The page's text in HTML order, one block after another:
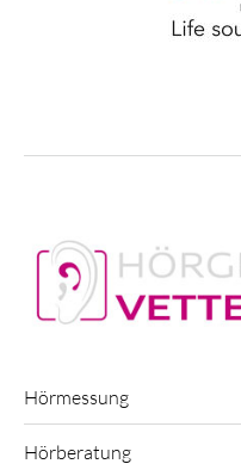
Hörmessung
Hörberatung